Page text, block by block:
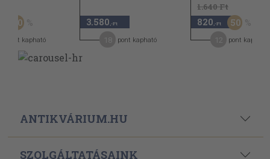
50
pont kapható
3.580 ,-Ft
pont kapható
1.640 Ft
820 ,-Ft 50
pont kapható
ANTIKVÁRIUM.HU
SZOLGÁLTATÁSAINK